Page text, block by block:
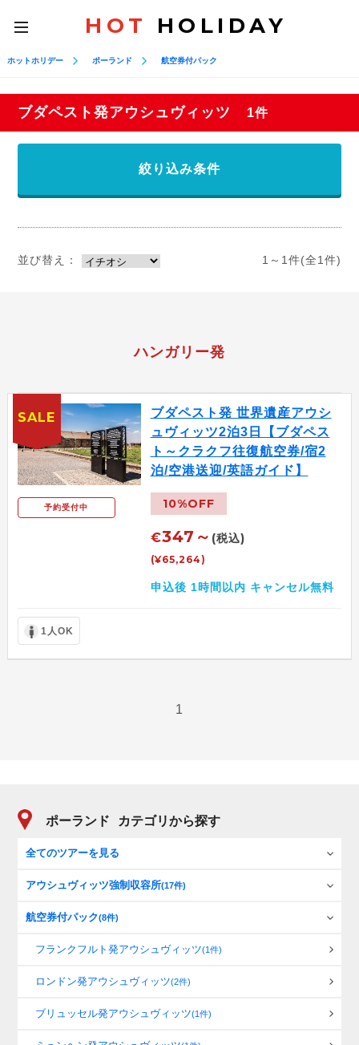
toggle
navigation
HOT HOLIDAY
ホットホリデー ポーランド 航空券付パック
ブダペスト発アウシュヴィッツ 1件
絞り込み条件
並び替え： 1～1件(全1件)
ハンガリー発
予約受付中
ブダペスト発 世界遺産アウシ
ュヴィッツ2泊3日【ブダペス
ト～クラクフ往復航空券/宿2
泊/空港送迎/英語ガイド】
10%OFF
€347～ (税込)
(¥65,264)
申込後 1時間以内 キャンセル無料
1人OK
SALE
1
ポーランド カテゴリから探す
全てのツアーを見る
アウシュヴィッツ強制収容所(17件)
航空券付パック(8件)
フランクフルト発アウシュヴィッツ(1件)
ロンドン発アウシュヴィッツ(2件)
ブリュッセル発アウシュヴィッツ(1件)